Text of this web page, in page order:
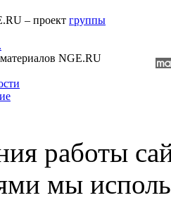
– проект группы
NGE.RU
работы
мы